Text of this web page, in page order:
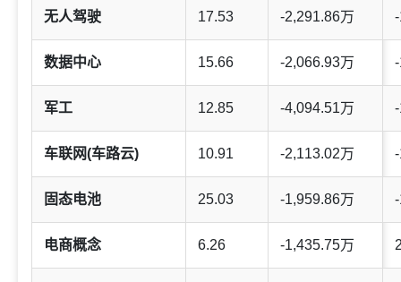
无人驾驶 17.53 -2,291.86万
数据中心 15.66 -2,066.93万
军工 12.85 -4,094.51万
车联网(车路云) 10.91 -2,113.02万
固态电池 25.03 -1,959.86万
电商概念 6.26 -1,435.75万